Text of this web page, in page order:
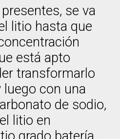
se va
litio hasta que
está apto
transformarlo
con una
de sodio,
litio en
grado batería,